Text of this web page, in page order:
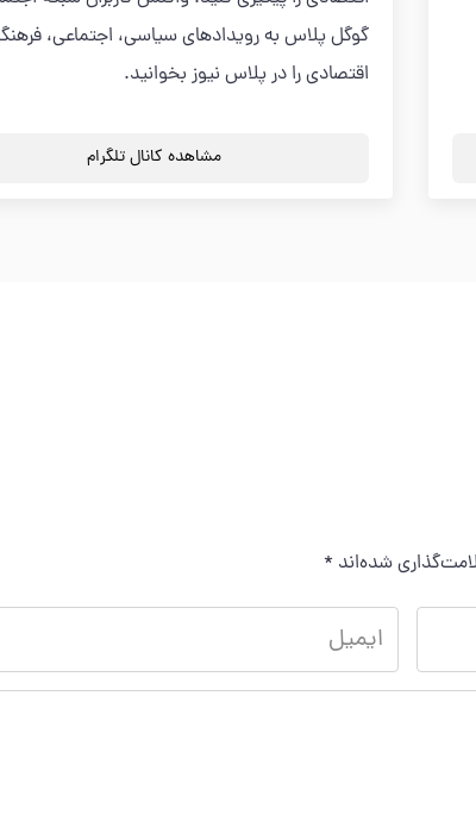
گوگل پلاس به رویدادهای سیاسی، اجتماعی،
اقتصادی را در پلاس نیوز بخوانید.
مشاهده کانال تلگرام
شده‌اند *